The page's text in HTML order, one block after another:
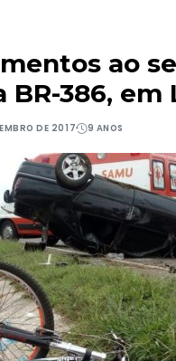
ao
386, em
DE 2017 9 ANOS